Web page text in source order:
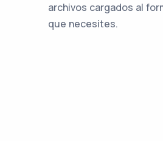
archivos cargados al
que necesites.